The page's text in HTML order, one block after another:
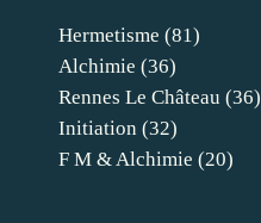
Hermetisme (81)
Alchimie (36)
Rennes Le Château (36)
Initiation (32)
F M & Alchimie (20)